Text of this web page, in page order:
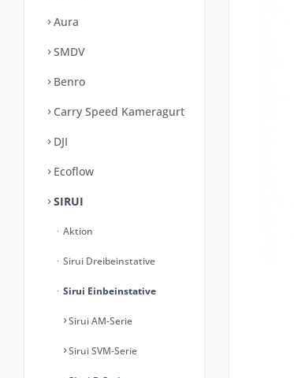
Aura
SMDV
Benro
Carry Speed Kameragurt
DJI
Ecoflow
SIRUI
Aktion
Sirui Dreibeinstative
Sirui Einbeinstative
Sirui AM-Serie
Sirui SVM-Serie